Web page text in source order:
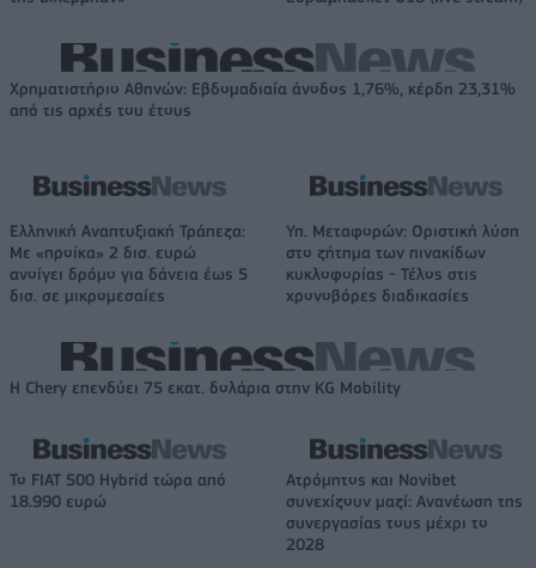
Χρηματιστήριο Αθηνών: Εβδομαδιαία άνοδος 1,76%, κέρδη 23,31%
από τις αρχές του έτους
Ελληνική Αναπτυξιακή Τράπεζα:
Με «προίκα» 2 δισ. ευρώ
ανοίγει δρόμο για δάνεια έως 5
δισ. σε μικρομεσαίες
Υπ. Μεταφορών: Οριστική λύση
στο ζήτημα των πινακίδων
κυκλοφορίας - Τέλος στις
χρονοβόρες διαδικασίες
Η Chery επενδύει 75 εκατ. δολάρια στην KG Mobility
Το FIAT 500 Hybrid τώρα από
18.990 ευρώ
Ατρόμητος και Novibet
συνεχίζουν μαζί: Ανανέωση της
συνεργασίας τους μέχρι το
2028